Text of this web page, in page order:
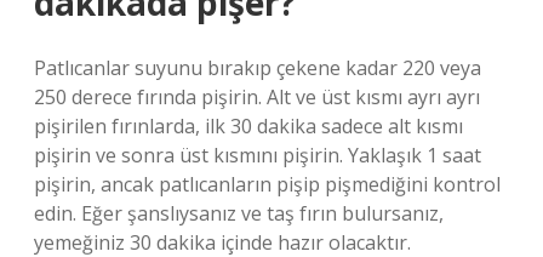
Patlıcanlar suyunu bırakıp çekene kadar 220 veya
250 derece fırında pişirin. Alt ve üst kısmı ayrı ayrı
pişirilen fırınlarda, ilk 30 dakika sadece alt kısmı
pişirin ve sonra üst kısmını pişirin. Yaklaşık 1 saat
pişirin, ancak patlıcanların pişip pişmediğini kontrol
edin. Eğer şanslıysanız ve taş fırın bulursanız,
yemeğiniz 30 dakika içinde hazır olacaktır.